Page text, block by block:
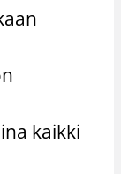
kaikki